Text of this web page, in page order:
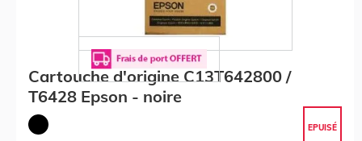
Cartouche d'origine C13T642800 /
T6428 Epson - noire
EPUISÉ